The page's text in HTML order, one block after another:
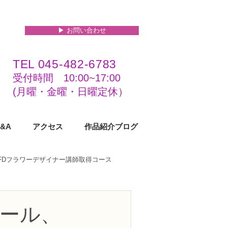
▶︎ お問い合わせ
TEL 045-482-6783
受付時間 10:00~17:00​​​
(​月曜・金曜・日曜定休）
アクセス 作品紹介ブログ
フラワーデザイナー講師取得コース
ル、